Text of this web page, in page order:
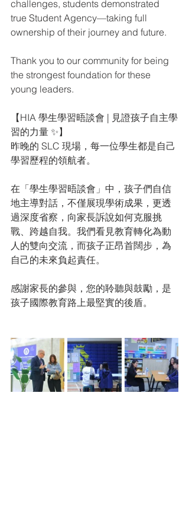
challenges, students demonstrated
true Student Agency—taking full
ownership of their journey and future.
Thank you to our community for being
the strongest foundation for these
young leaders.
【HIA 學生學習晤談會 | 見證孩子自主學
習的力量 ✨】
昨晚的 SLC 現場，每一位學生都是自己
學習歷程的領航者。
在「學生學習晤談會」中，孩子們自信
地主導對話，不僅展現學術成果，更透
過深度省察，向家長訴說如何克服挑
戰、跨越自我。我們看見教育轉化為動
人的雙向交流，而孩子正昂首闊步，為
自己的未來負起責任。
感謝家長的參與，您的聆聽與鼓勵，是
孩子國際教育路上最堅實的後盾。